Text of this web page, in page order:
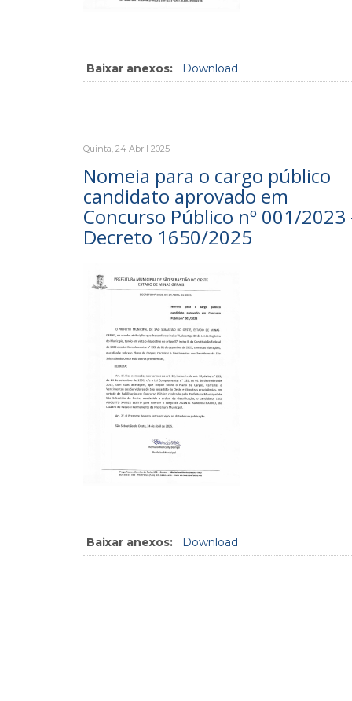
Baixar anexos: Download
Quinta, 24 Abril 2025
Nomeia para o cargo público
candidato aprovado em
Concurso Público nº 001/2023
Decreto 1650/2025
Baixar anexos: Download